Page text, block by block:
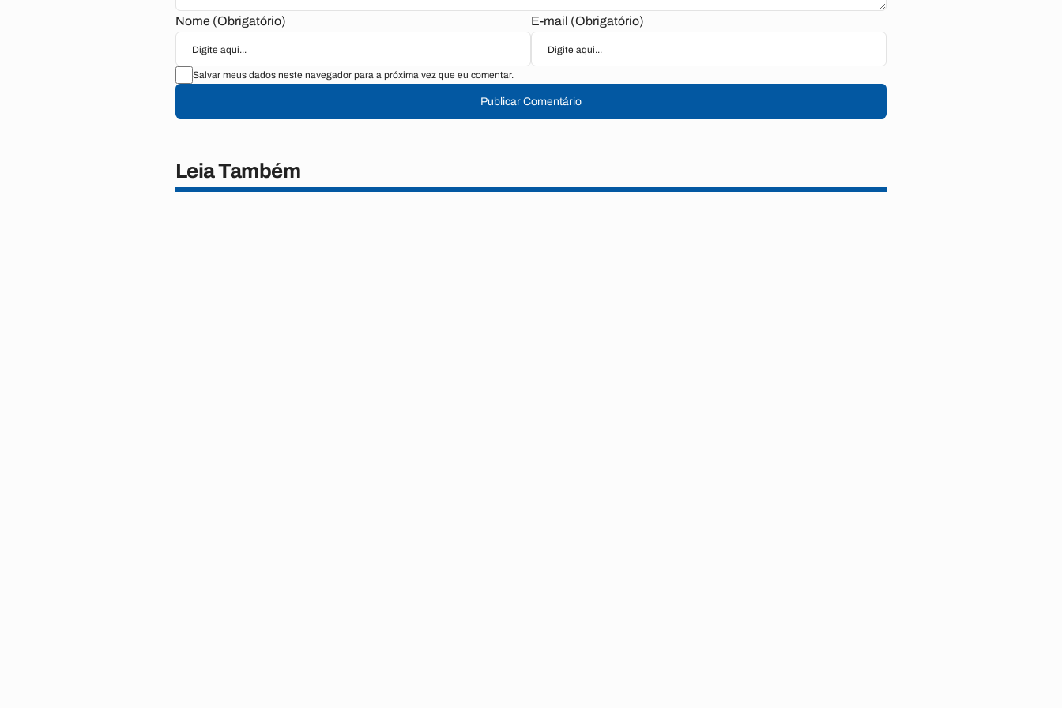
Nome (Obrigatório) E-mail (Obrigatório)
Salvar meus dados neste navegador para a próxima vez que eu comentar.
Publicar Comentário
Leia Também